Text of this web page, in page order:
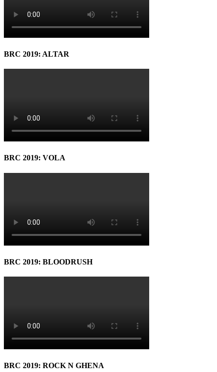
BRC 2019: ALTAR
BRC 2019: VOLA
BRC 2019: BLOODRUSH
BRC 2019: ROCK N GHENA